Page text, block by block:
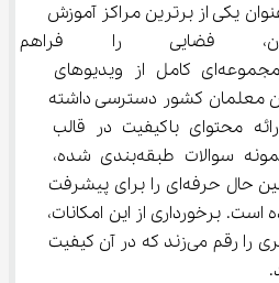
یکی از برترین مراکز آموزش
فضایی را
دانش‌آموزان عزیز به مجموعه‌ای کامل از ویدیوهای
معلمان کشور دسترسی داشته
محتوای باکیفیت در قالب
ویدیوهای گام‌به‌گام و نمونه سوالات طبقه‌بندی شده،
مسیری اقتصادی و در عین حال حرفه‌ای را برای پیشرفت
برخورداری از این امکانات،
تجربه‌ای متفاوت از یادگیری را رقم می‌زند که در آن کیفیت